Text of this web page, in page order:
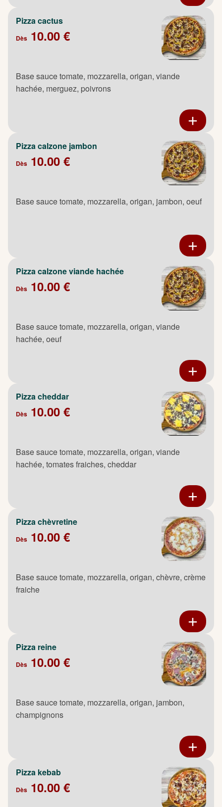
Pizza cactus
Dès 10.00 €
Base sauce tomate, mozzarella, origan, viande
hachée, merguez, poivrons
Pizza calzone jambon
Dès 10.00 €
Base sauce tomate, mozzarella, origan, jambon, oeuf
Pizza calzone viande hachée
Dès 10.00 €
Base sauce tomate, mozzarella, origan, viande
hachée, oeuf
Pizza cheddar
Dès 10.00 €
Base sauce tomate, mozzarella, origan, viande
hachée, tomates fraiches, cheddar
Pizza chèvretine
Dès 10.00 €
Base sauce tomate, mozzarella, origan, chèvre, crème
fraiche
Pizza reine
Dès 10.00 €
Base sauce tomate, mozzarella, origan, jambon,
champignons
Pizza kebab
Dès 10.00 €